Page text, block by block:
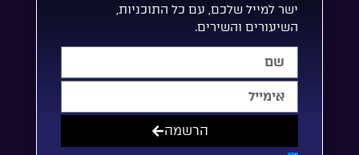
ישר למייל שלכם, עם כל התוכניות,
השיעורים והשירים.
הרשמה